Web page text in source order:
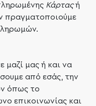
Κάρταςή
πραγματοποιούμε
μαζί μας ή και να
από εσάς, την
όπως το
επικοινωνίας και